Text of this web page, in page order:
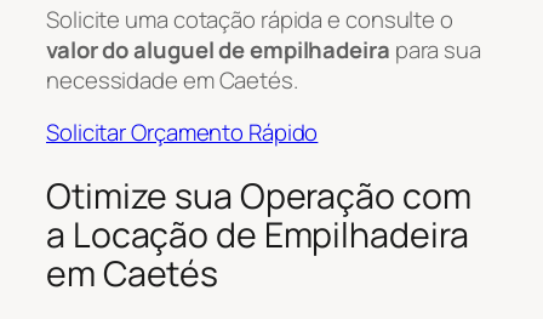
Solicite uma cotação rápida e consulte o
valor do aluguel de empilhadeira para sua
necessidade em Caetés.
Solicitar Orçamento Rápido
Otimize sua Operação com
a Locação de Empilhadeira
em Caetés